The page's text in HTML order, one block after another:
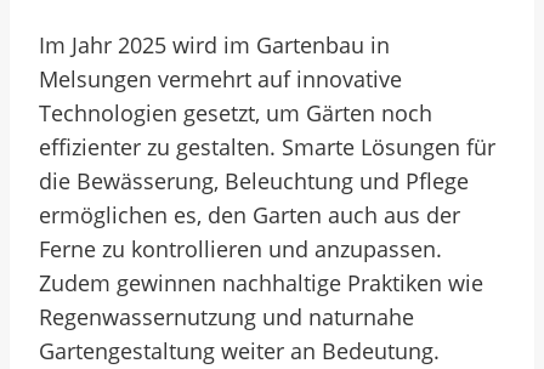
Im Jahr 2025 wird im Gartenbau in
Melsungen vermehrt auf innovative
Technologien gesetzt, um Gärten noch
effizienter zu gestalten. Smarte Lösungen für
die Bewässerung, Beleuchtung und Pflege
ermöglichen es, den Garten auch aus der
Ferne zu kontrollieren und anzupassen.
Zudem gewinnen nachhaltige Praktiken wie
Regenwassernutzung und naturnahe
Gartengestaltung weiter an Bedeutung.